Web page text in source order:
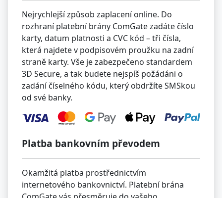
Nejrychlejší způsob zaplacení online. Do
rozhraní platební brány ComGate zadáte číslo
karty, datum platnosti a CVC kód – tři čísla,
která najdete v podpisovém proužku na zadní
straně karty. Vše je zabezpečeno standardem
3D Secure, a tak budete nejspíš požádáni o
zadání číselného kódu, který obdržíte SMSkou
od své banky.
Platba bankovním převodem
Okamžitá platba prostřednictvím
internetového bankovnictví. Platební brána